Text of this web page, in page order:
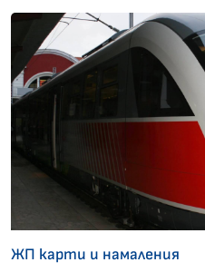
ЖП карти и намаления